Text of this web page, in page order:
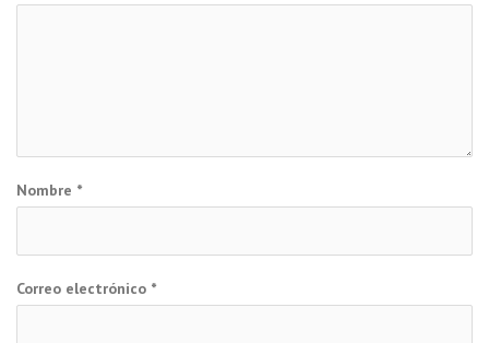
Nombre *
Correo electrónico *